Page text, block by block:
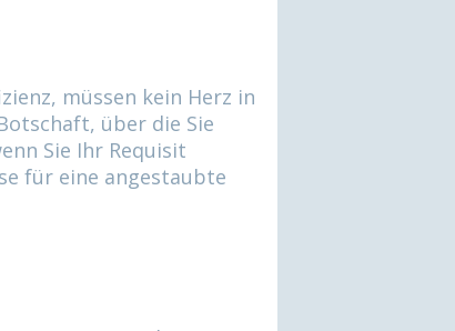
müssen kein Herz in
über die Sie
Sie Ihr Requisit
für eine angestaubte